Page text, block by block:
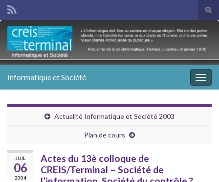
Search for:
Informatique et Société
Actualité Informatique et Société 2003
Plan de cours
JUIL
06
2004
Actes du 13è colloque de
CREIS/Terminal – Société de